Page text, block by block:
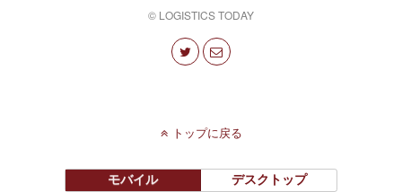
© LOGISTICS TODAY
トップに戻る
モバイル デスクトップ